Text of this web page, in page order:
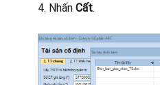
4. Nhấn Cất.